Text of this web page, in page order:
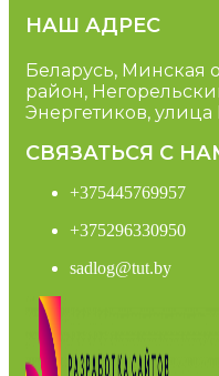
НАШ АДРЕС
Беларусь, Минская
район,
Энергетиков, улица
СВЯЗАТЬСЯ С
+375445769957
+375296330950
sadlog@tut.by